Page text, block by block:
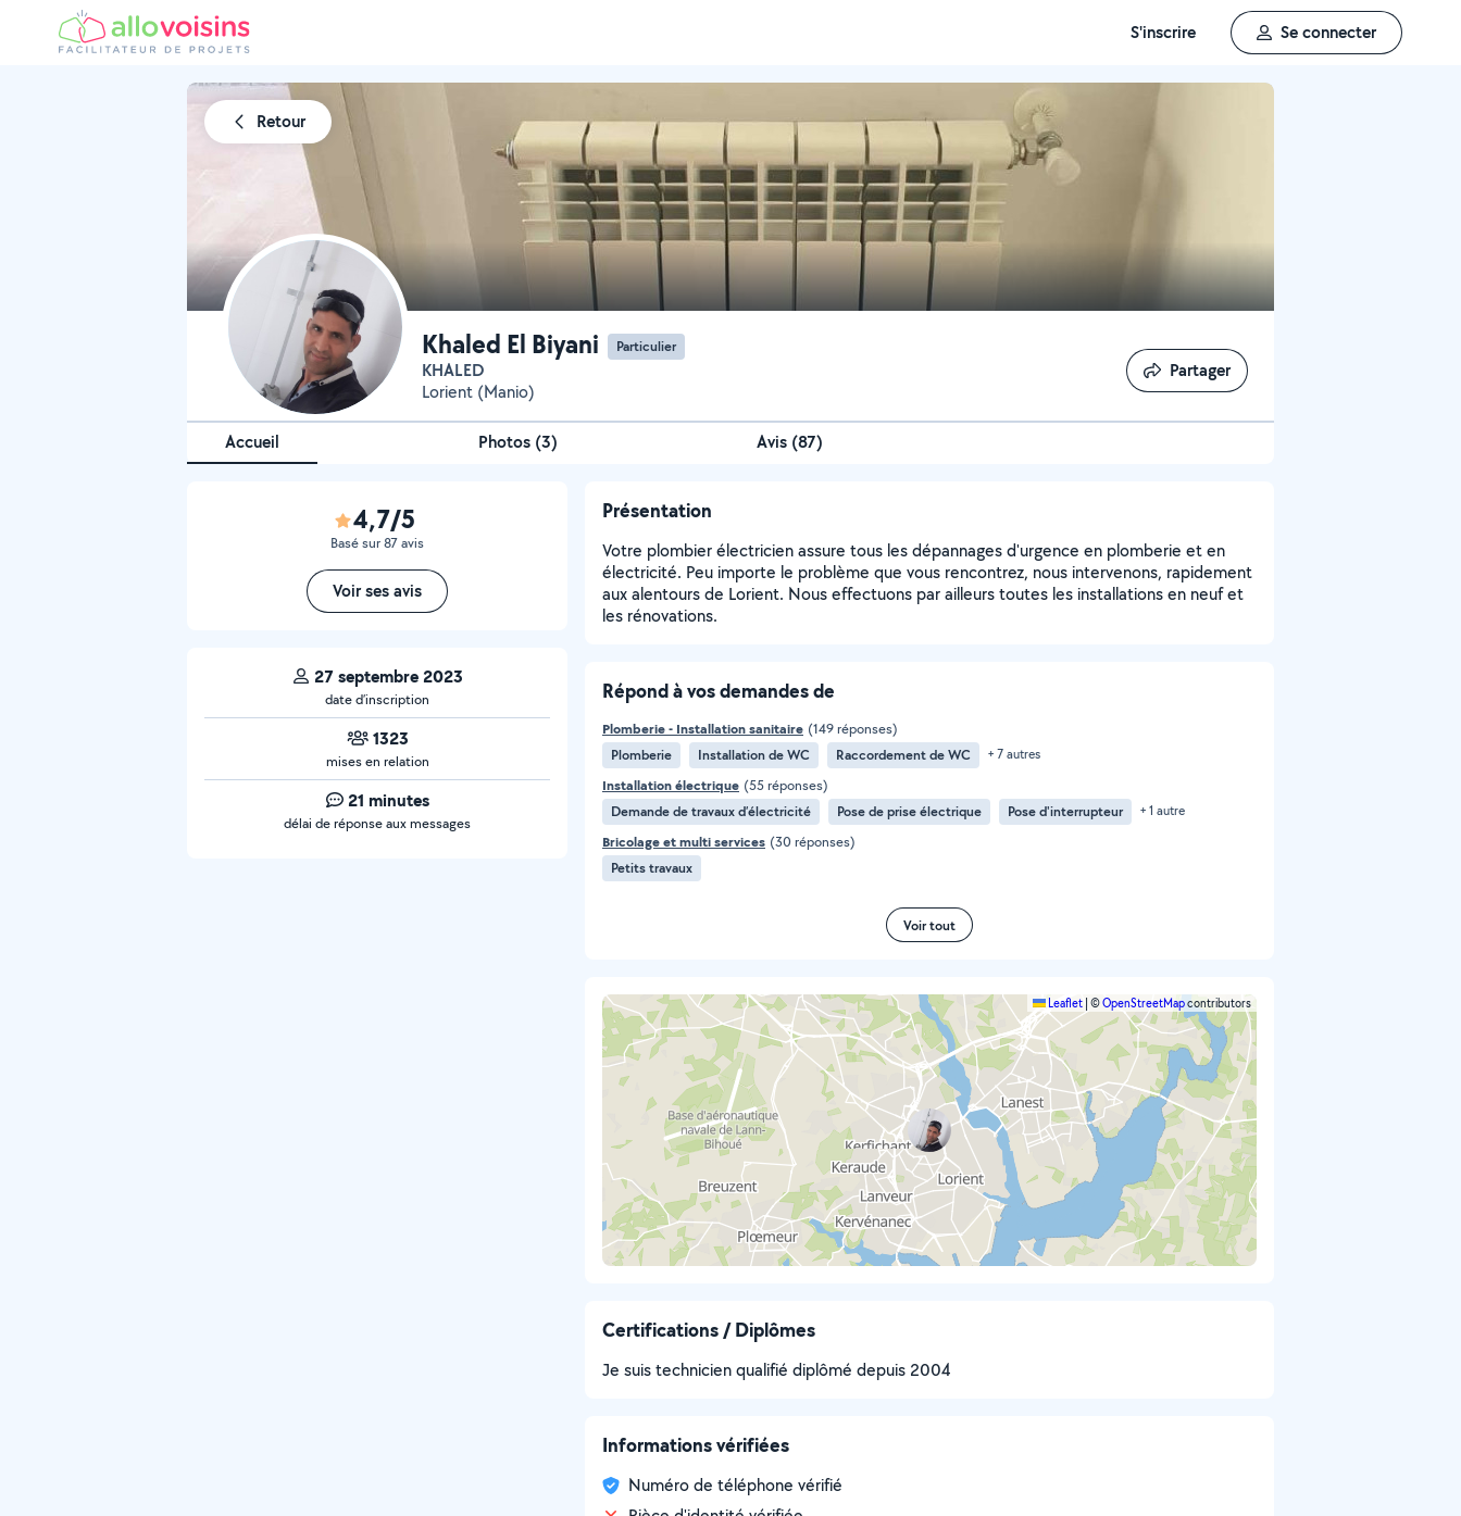
S'inscrire Se connecter
Retour
Khaled El Biyani Particulier
KHALED
Lorient (Manio)
Partager
Partager
Accueil Photos (3) Avis (87)
4,7/5
Basé sur 87 avis
Voir ses avis
27 septembre 2023
date d’inscription
1323
mises en relation
21 minutes
délai de réponse aux messages
Présentation
Votre plombier électricien assure tous les dépannages d'urgence en plomberie et en
électricité. Peu importe le problème que vous rencontrez, nous intervenons, rapidement
aux alentours de Lorient. Nous effectuons par ailleurs toutes les installations en neuf et
les rénovations.
Répond à vos demandes de
Plomberie - Installation sanitaire (149 réponses)
Plomberie
Installation de WC Raccordement de WC + 7 autres
Installation électrique (55 réponses)
Demande de travaux d’électricité
Pose de prise électrique Pose d'interrupteur + 1 autre
Bricolage et multi services (30 réponses)
Petits travaux
Voir tout
Leaflet ©OpenStreetMapcontributors
Certifications / Diplômes
Je suis technicien qualifié diplômé depuis 2004
Informations vérifiées
Numéro de téléphone vérifié